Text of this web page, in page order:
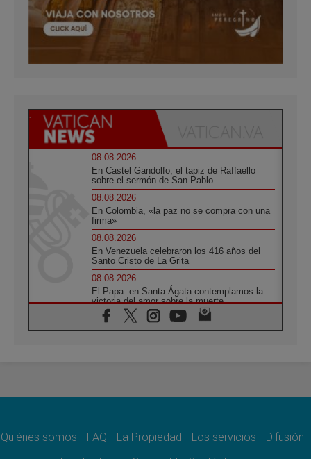
08.08.2026
En Castel Gandolfo, el tapiz de Raffaello
sobre el sermón de San Pablo
08.08.2026
En Colombia, «la paz no se compra con una
firma»
08.08.2026
En Venezuela celebraron los 416 años del
Santo Cristo de La Grita
08.08.2026
El Papa: en Santa Ágata contemplamos la
victoria del amor sobre la muerte
08.08.2026
León XIV visitará el Santuario de la Madre
07.08.2026
07.08.2026
Quiénes somos FAQ La Propiedad Los servicios
Difusión